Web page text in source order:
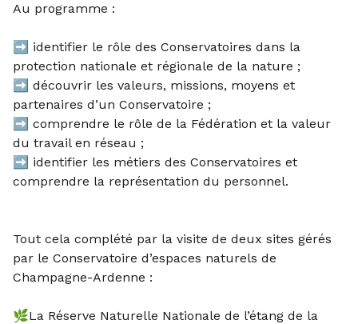
Au programme :
➡️ identifier le rôle des Conservatoires dans la
protection nationale et régionale de la nature ;
➡️ découvrir les valeurs, missions, moyens et
partenaires d’un Conservatoire ;
➡️ comprendre le rôle de la Fédération et la valeur
du travail en réseau ;
➡️ identifier les métiers des Conservatoires et
comprendre la représentation du personnel.
Tout cela complété par la visite de deux sites gérés
par le Conservatoire d’espaces naturels de
Champagne-Ardenne :
🌿La Réserve Naturelle Nationale de l’étang de la